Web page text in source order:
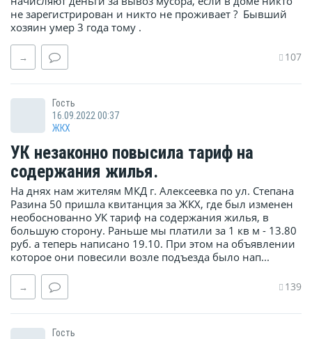
не зарегистрирован и никто не проживает ? Бывший
хозяин умер 3 года тому .
→ 107
Гость
16.09.2022 00:37
ЖКХ
УК незаконно повысила тариф на
содержания жилья.
На днях нам жителям МКД г. Алексеевка по ул. Степана
Разина 50 пришла квитанция за ЖКХ, где был изменен
необоснованно УК тариф на содержания жилья, в
большую сторону. Раньше мы платили за 1 кв м - 13.80
руб. а теперь написано 19.10. При этом на объявлении
которое они повесили возле подъезда было нап...
→ 139
Гость